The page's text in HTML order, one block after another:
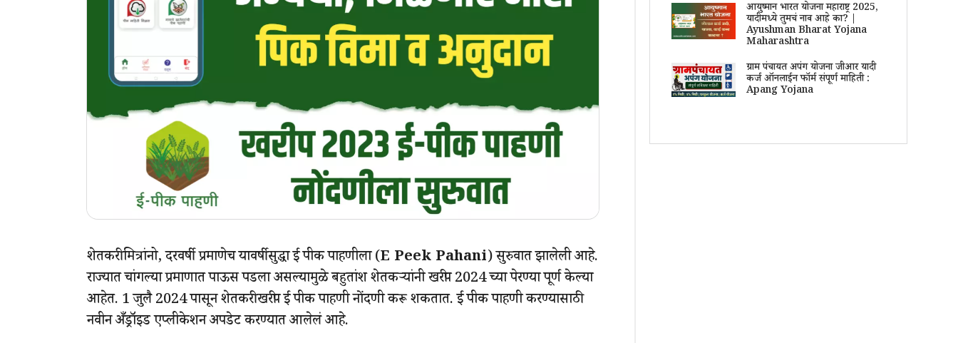
शेतकरी मित्रांनो, दरवर्षी प्रमाणेच यावर्षीसुद्धा ई पीक पाहणीला (E Peek Pahani) सुरुवात झालेली आहे.
राज्यात चांगल्या प्रमाणात पाऊस पडला असल्यामुळे बहुतांश शेतकऱ्यांनी खरीप 2024 च्या पेरण्या पूर्ण केल्या
आहेत. 1 जुलै 2024 पासून शेतकरी खरीप ई पीक पाहणी नोंदणी करू शकतात. ई पीक पाहणी करण्यासाठी
नवीन अँड्रॉइड एप्लीकेशन अपडेट करण्यात आलेलं आहे.
आयुष्मान भारत योजना महाराष्ट्र 2025,
यादीमध्ये तुमचं नाव आहे का? |
Ayushman Bharat Yojana
Maharashtra
ग्राम पंचायत अपंग योजना जीआर यादी
कर्ज ऑनलाईन फॉर्म संपूर्ण माहिती :
Apang Yojana